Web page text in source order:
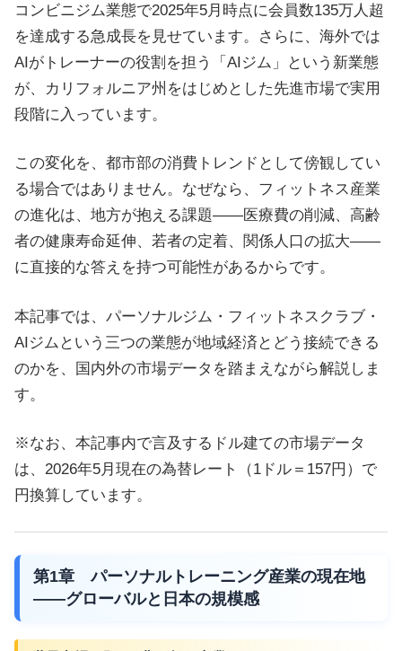
コンビニジム業態で2025年5月時点に会員数135万人超
を達成する急成長を見せています。さらに、海外では
AIがトレーナーの役割を担う「AIジム」という新業態
が、カリフォルニア州をはじめとした先進市場で実用
段階に入っています。
この変化を、都市部の消費トレンドとして傍観してい
る場合ではありません。なぜなら、フィットネス産業
の進化は、地方が抱える課題——医療費の削減、高齢
者の健康寿命延伸、若者の定着、関係人口の拡大——
に直接的な答えを持つ可能性があるからです。
本記事では、パーソナルジム・フィットネスクラブ・
AIジムという三つの業態が地域経済とどう接続できる
のかを、国内外の市場データを踏まえながら解説しま
す。
※なお、本記事内で言及するドル建ての市場データ
は、2026年5月現在の為替レート（1ドル＝157円）で
円換算しています。
第1章 パーソナルトレーニング産業の現在地
——グローバルと日本の規模感